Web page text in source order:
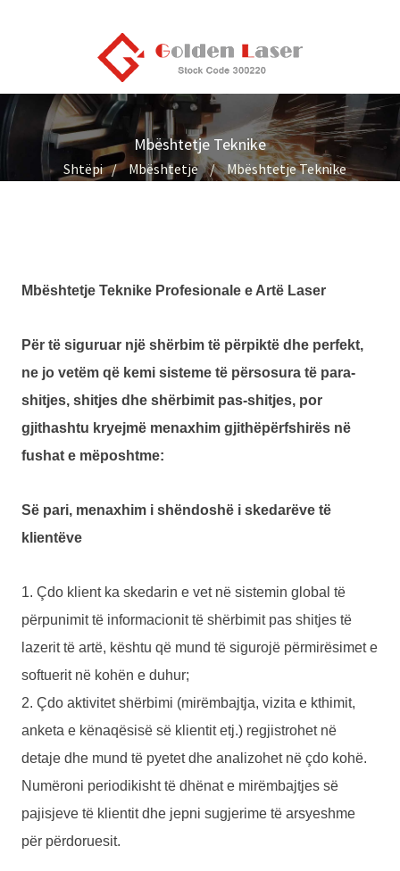
Mbështetje Teknike
Shtëpi Mbështetje Mbështetje Teknike
Mbështetje Teknike Profesionale e Artë Laser
Për të siguruar një shërbim të përpiktë dhe perfekt,
ne jo vetëm që kemi sisteme të përsosura të para-
shitjes, shitjes dhe shërbimit pas-shitjes, por
gjithashtu kryejmë menaxhim gjithëpërfshirës në
fushat e mëposhtme:
Së pari, menaxhim i shëndoshë i skedarëve të
klientëve
1. Çdo klient ka skedarin e vet në sistemin global të
përpunimit të informacionit të shërbimit pas shitjes të
lazerit të artë, kështu që mund të sigurojë përmirësimet e
softuerit në kohën e duhur;
2. Çdo aktivitet shërbimi (mirëmbajtja, vizita e kthimit,
anketa e kënaqësisë së klientit etj.) regjistrohet në
detaje dhe mund të pyetet dhe analizohet në çdo kohë.
Numëroni periodikisht të dhënat e mirëmbajtjes së
pajisjeve të klientit dhe jepni sugjerime të arsyeshme
për përdoruesit.